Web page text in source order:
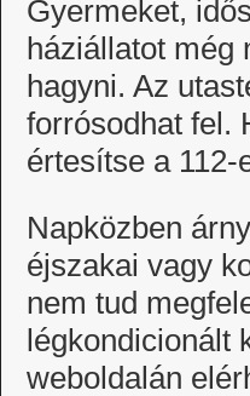
Gyermeket,
háziállatot még
hagyni. Az
forrósodhat fel.
értesítse a
Napközben
éjszakai vagy
nem tud
légkondicionált
weboldalán